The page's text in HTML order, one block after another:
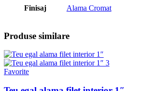
Finisaj Alama Cromat
Produse similare
Favorite